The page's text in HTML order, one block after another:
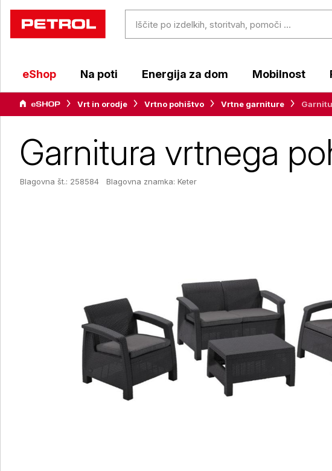
eShop Na poti Energija za dom Mobilnost
Vrt in orodje Vrtno pohištvo Vrtne garniture
Garnitura vrtnega
Blagovna št.: 258584 Blagovna znamka: Keter